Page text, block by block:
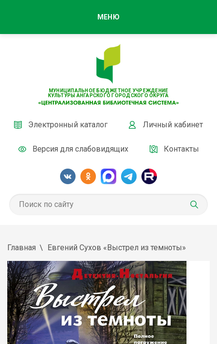
МУНИЦИПАЛЬНОЕ БЮДЖЕТНОЕ УЧРЕЖДЕНИЕ
КУЛЬТУРЫ АНГАРСКОГО ГОРОДСКОГО ОКРУГА
Электронный каталог Личный кабинет
Версия для слабовидящих Контакты
МЕНЮ
Главная Евгений Сухов «Выстрел из темноты»